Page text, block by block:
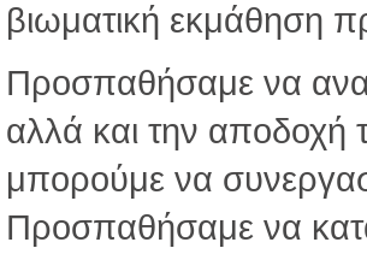
βιωματική εκμάθηση
Προσπαθήσαμε να
αλλά και την αποδοχή
μπορούμε να
Προσπαθήσαμε να